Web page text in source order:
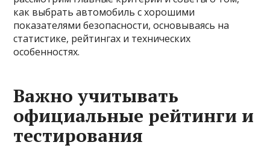
как выбрать автомобиль с хорошими
показателями безопасности, основываясь на
статистике, рейтингах и технических
особенностях.
Важно учитывать
официальные рейтинги и
тестирования